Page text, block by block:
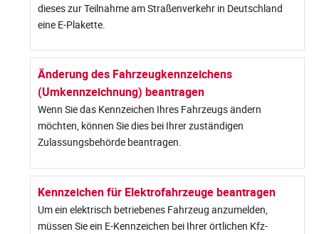
dieses zur Teilnahme am Straßenverkehr in Deutschland
eine E-Plakette.
Änderung des Fahrzeugkennzeichens
(Umkennzeichnung) beantragen
Wenn Sie das Kennzeichen Ihres Fahrzeugs ändern
möchten, können Sie dies bei Ihrer zuständigen
Zulassungsbehörde beantragen.
Kennzeichen für Elektrofahrzeuge beantragen
Um ein elektrisch betriebenes Fahrzeug anzumelden,
müssen Sie ein E-Kennzeichen bei Ihrer örtlichen Kfz-